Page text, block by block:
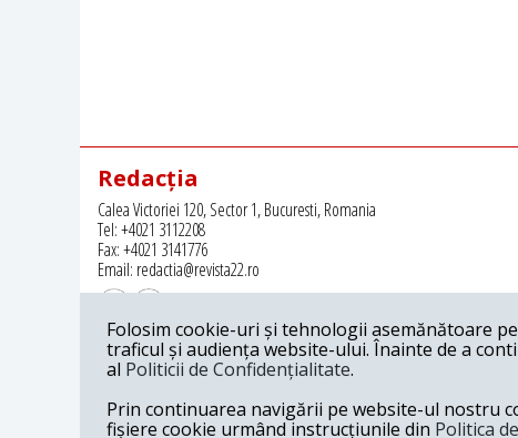
Redacția
Calea Victoriei 120, Sector 1, Bucuresti, Romania
Tel: +4021 3112208
Fax: +4021 3141776
Email: redactia@revista22.ro
Revista 22 este editata de
Folosim cookie-uri și tehnologii asemănătoare
traficul și audiența website-ului. Înainte de a
al Politicii de Confidențialitate.
Prin continuarea navigării pe website-ul nostru
fișiere cookie urmând instrucțiunile din Politica